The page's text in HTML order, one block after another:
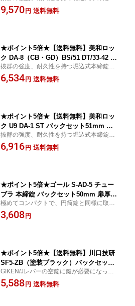
A 本締錠 両面シリンダー錠 子鍵3本付
す。
9,570 円 送料無料
★ポイント5倍★【送料無料】美和ロッ
ク DA-8（CB・GD）BS/51 DT/33-42 本
締錠 表示錠 トイレ錠 補助錠 錠前 扉厚3
3mm〜42mm未満 バックセット51mm
抜群の強度、耐久性を持つ堀込式本締錠で
す。
6,534 円 送料無料
★ポイント5倍★【送料無料】美和ロッ
ク U9 DA-1 ST バックセット51mm 扉
厚33mm〜42mm未満 本締錠 U9シリン
ダー＋サムターン 子鍵3本付き 補助錠
抜群の強度、耐久性を持つ堀込式本締錠で
す。
6,916 円 送料無料
★ポイント5倍★ゴール S-AD-5 チュー
ブラ 本締錠 バックセット50mm 扉厚27
mm〜45mm 5本ピンシリンダー コンパ
クトタイプ 補助錠 子鍵3本付属
極めてコンパクトで、円筒錠と同様に取付
けが簡単。
3,608 円
★ポイント5倍★【送料無料】川口技研
SF5-ZB（塗装ブラック）バックセット5
1mm サムターンシリンダー錠 ディンプ
ルキー3本付 チューブラ本締錠 バックセ
GIKEN/Jレバーの空錠に鍵が必要になった
時など、単体で取付可能な錠前です。安心
のディンプルシリンダー。
5,588 円 送料無料